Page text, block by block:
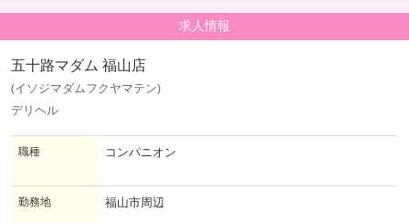
求人情報
五十路マダム 福山店
(イソジマダムフクヤマテン)
デリヘル
職種 コンパニオン
勤務地 福山市周辺